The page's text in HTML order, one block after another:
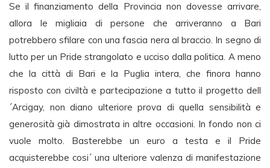
Se il finanziamento della Provincia non dovesse arrivare,
allora le migliaia di persone che arriveranno a Bari
potrebbero sfilare con una fascia nera al braccio. In segno di
lutto per un Pride strangolato e ucciso dalla politica. A meno
che la città di Bari e la Puglia intera, che finora hanno
risposto con civiltà e partecipazione a tutto il progetto dell
´Arcigay, non diano ulteriore prova di quella sensibilità e
generosità già dimostrata in altre occasioni. In fondo non ci
vuole molto. Basterebbe un euro a testa e il Pride
acquisterebbe cosi´ una ulteriore valenza di manifestazione